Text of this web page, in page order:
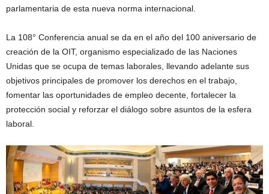
parlamentaria de esta nueva norma internacional.
La 108° Conferencia anual se da en el año del 100 aniversario de
creación de la OIT, organismo especializado de las Naciones
Unidas que se ocupa de temas laborales, llevando adelante sus
objetivos principales de promover los derechos en el trabajo,
fomentar las oportunidades de empleo decente, fortalecer la
protección social y reforzar el diálogo sobre asuntos de la esfera
laboral.